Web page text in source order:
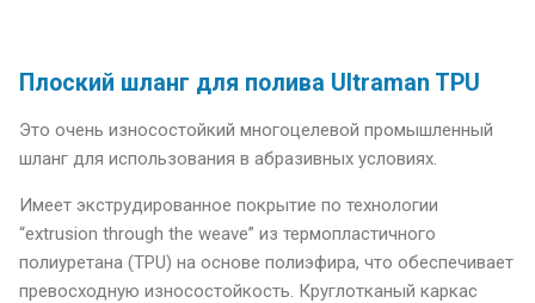
Плоский шланг для полива Ultraman TPU
Это очень износостойкий многоцелевой промышленный
шланг для использования в абразивных условиях.
Имеет экструдированное покрытие по технологии
“extrusion through the weave” из термопластичного
полиуретана (TPU) на основе полиэфира, что обеспечивает
превосходную износостойкость. Круглотканый каркас